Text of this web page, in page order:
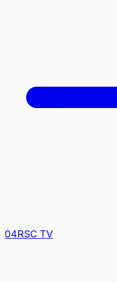
04RSC TV